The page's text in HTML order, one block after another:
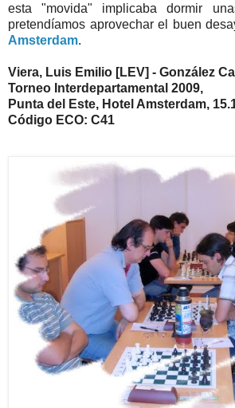
esta "movida" implicaba dormir
pretendíamos aprovechar el buen
Amsterdam.
Viera, Luis Emilio [LEV] - González
Torneo Interdepartamental 2009,
Punta del Este, Hotel Amsterdam,
Código ECO: C41